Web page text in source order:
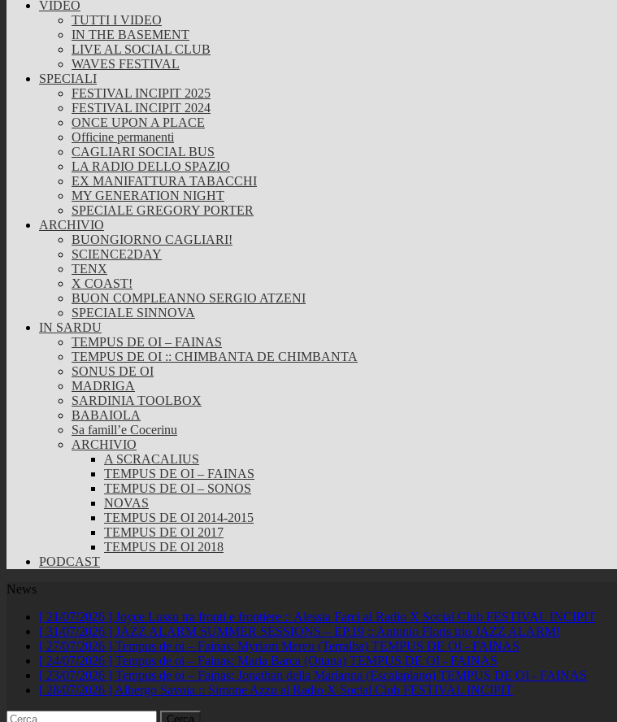
VIDEO
TUTTI I VIDEO
IN THE BASEMENT
LIVE AL SOCIAL CLUB
WAVES FESTIVAL
SPECIALI
FESTIVAL INCIPIT 2025
FESTIVAL INCIPIT 2024
ONCE UPON A PLACE
Officine permanenti
CAGLIARI SOCIAL BUS
LA RADIO DELLO SPAZIO
EX MANIFATTURA TABACCHI
MY GENERATION NIGHT
SPECIALE GREGORY PORTER
ARCHIVIO
BUONGIORNO CAGLIARI!
SCIENCE2DAY
TENX
X COAST!
BUON COMPLEANNO SERGIO ATZENI
SPECIALE SINNOVA
IN SARDU
TEMPUS DE OI – FAINAS
TEMPUS DE OI :: CHIMBANTA DE CHIMBANTA
SONUS DE OI
MADRIGA
SARDINIA TOOLBOX
BABAIOLA
Sa famill’e Cocerinu
ARCHIVIO
A SCRACALIUS
TEMPUS DE OI – FAINAS
TEMPUS DE OI – SONOS
NOVAS
TEMPUS DE OI 2014-2015
TEMPUS DE OI 2017
TEMPUS DE OI 2018
PODCAST
News
[ 21/07/2026 ] Joyce Lussu tra fronti e frontiere :: Alessia Farci al Radio X Social Club FESTIVAL INCIPIT
[ 31/07/2026 ] JAZZ ALARM SUMMER SESSIONS – EP.19 :: Antonio Floris trio JAZZ ALARM!
[ 27/07/2026 ] Tempus de oi – Fainas: Myriam Mereu (Terralba) TEMPUS DE OI - FAINAS
[ 24/07/2026 ] Tempus de oi – Fainas: Maria Barca (Ottana) TEMPUS DE OI - FAINAS
[ 23/07/2026 ] Tempus de oi – Fainas: Jonathan della Marianna (Escalaplano) TEMPUS DE OI - FAINAS
[ 28/07/2026 ] Albergo Savoia :: Simone Azzu al Radio X Social Club FESTIVAL INCIPIT
Ricerca